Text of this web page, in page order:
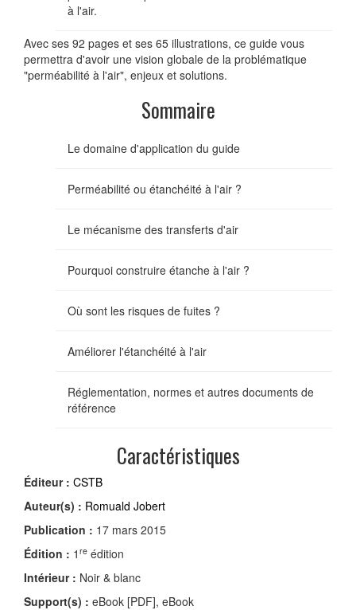
à l'air.
Avec ses 92 pages et ses 65 illustrations, ce guide vous
permettra d'avoir une vision globale de la problématique
"perméabilité à l'air", enjeux et solutions.
Sommaire
Le domaine d'application du guide
Perméabilité ou étanchéité à l'air ?
Le mécanisme des transferts d'air
Pourquoi construire étanche à l'air ?
Où sont les risques de fuites ?
Améliorer l'étanchéité à l'air
Réglementation, normes et autres documents de
référence
Caractéristiques
Éditeur : CSTB
Auteur(s) : Romuald Jobert
Publication : 17 mars 2015
Édition : 1 re édition
Intérieur : Noir & blanc
Support(s) : eBook [PDF], eBook